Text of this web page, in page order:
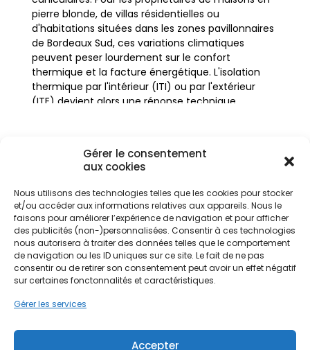
Gérer le consentement
aux cookies
Nous utilisons des technologies telles que les cookies pour stocker
et/ou accéder aux informations relatives aux appareils. Nous le
faisons pour améliorer l’expérience de navigation et pour afficher
des publicités (non-)personnalisées. Consentir à ces technologies
nous autorisera à traiter des données telles que le comportement
de navigation ou les ID uniques sur ce site. Le fait de ne pas
consentir ou de retirer son consentement peut avoir un effet négatif
sur certaines fonctonnalités et caractéristiques.
Gérer les services
Accepter
pierre blonde, de villas résidentielles ou
d'habitations situées dans les zones pavillonnaires
de Bordeaux Sud, ces variations climatiques
peuvent peser lourdement sur le confort
thermique et la facture énergétique. L'isolation
thermique par l'intérieur (ITI) ou par l'extérieur
(ITE) devient alors une réponse technique
Bègles, ou dans les zones plus verdoyantes de
Gradignan et Villenave-d'Ornon, la qualité de
l'enveloppe du bâtiment est primordiale. L'isolation
des murs permet de lutter efficacement contre
les déperditions de chaleur en hiver et contre
l'entrée de chaleur excessive en été. Dans un
contexte où les exigences environnementales se
n'est plus une option, mais une nécessité pour
Ne passez pas à côté de vos
aides !
Faites vite, les budgets
MaPrimeRénov' sont annuels et
limités. Les dossiers sont traités